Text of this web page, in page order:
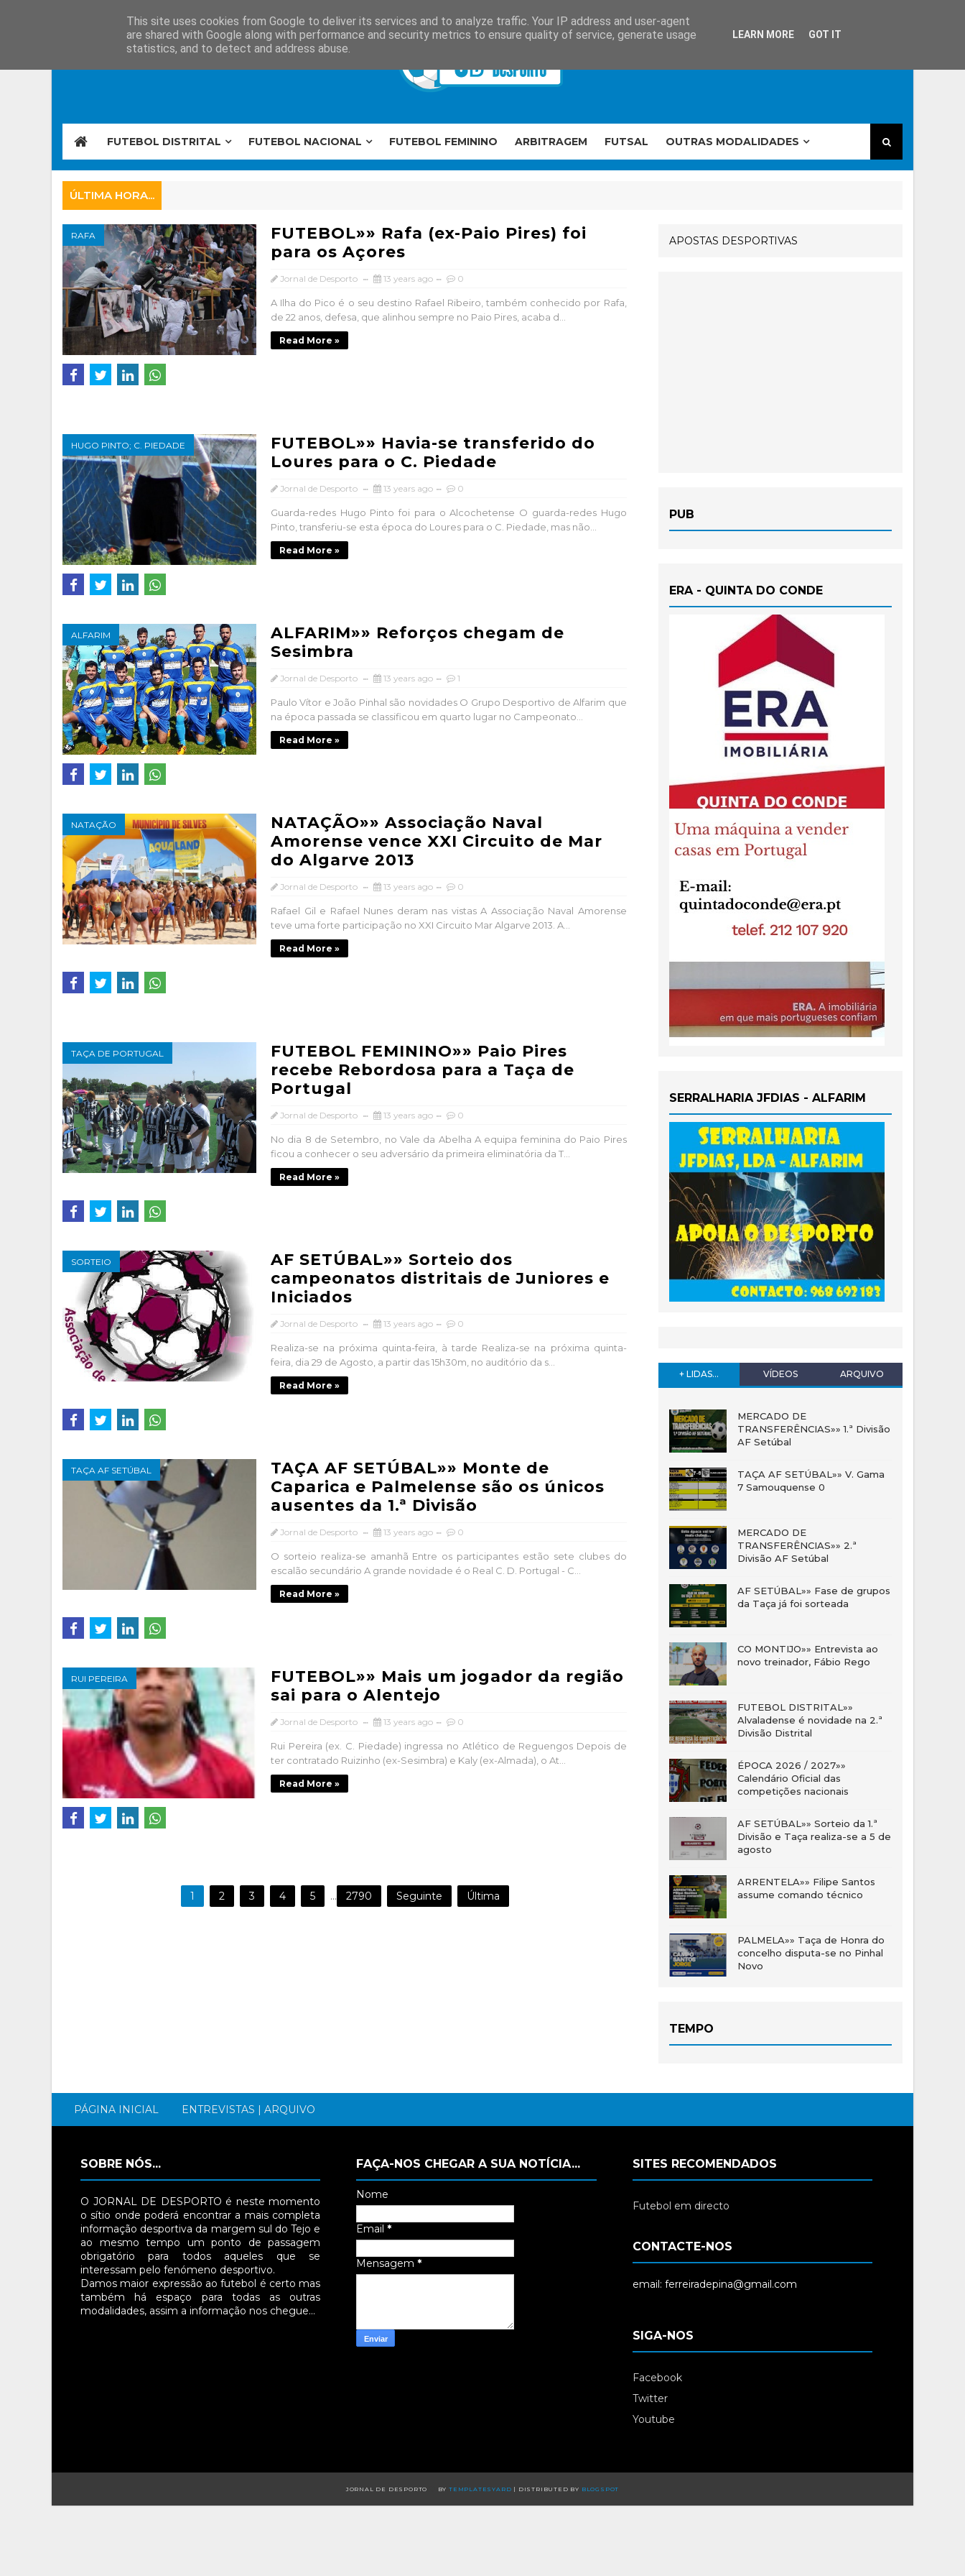
FUTEBOL DISTRITAL FUTEBOL NACIONAL FUTEBOL FEMININO ARBITRAGEM FUTSAL OUTRAS MODALIDADES
ÚLTIMA HORA...
RAFA
FUTEBOL»» Rafa (ex-Paio Pires) foi
para os Açores
Jornal de Desporto 13 years ago 0
A Ilha do Pico é o seu destino Rafael Ribeiro, também conhecido por Rafa,
de 22 anos, defesa, que alinhou sempre no Paio Pires, acaba d...
Read More »
HUGO PINTO; C. PIEDADE
FUTEBOL»» Havia-se transferido do
Loures para o C. Piedade
Jornal de Desporto 13 years ago 0
Guarda-redes Hugo Pinto foi para o Alcochetense O guarda-redes Hugo
Pinto, transferiu-se esta época do Loures para o C. Piedade, mas não...
Read More »
ALFARIM
ALFARIM»» Reforços chegam de
Sesimbra
Jornal de Desporto 13 years ago 1
Paulo Vítor e João Pinhal são novidades O Grupo Desportivo de Alfarim que
na época passada se classificou em quarto lugar no Campeonato...
Read More »
NATAÇÃO
NATAÇÃO»» Associação Naval
Amorense vence XXI Circuito de Mar
do Algarve 2013
Jornal de Desporto 13 years ago 0
Rafael Gil e Rafael Nunes deram nas vistas A Associação Naval Amorense
teve uma forte participação no XXI Circuito Mar Algarve 2013. A...
Read More »
TAÇA DE PORTUGAL
FUTEBOL FEMININO»» Paio Pires
recebe Rebordosa para a Taça de
Portugal
Jornal de Desporto 13 years ago 0
No dia 8 de Setembro, no Vale da Abelha A equipa feminina do Paio Pires
ficou a conhecer o seu adversário da primeira eliminatória da T...
Read More »
SORTEIO
AF SETÚBAL»» Sorteio dos
campeonatos distritais de Juniores e
Iniciados
Jornal de Desporto 13 years ago 0
Realiza-se na próxima quinta-feira, à tarde Realiza-se na próxima quinta-
feira, dia 29 de Agosto, a partir das 15h30m, no auditório da s...
Read More »
TAÇA AF SETÚBAL
TAÇA AF SETÚBAL»» Monte de
Caparica e Palmelense são os únicos
ausentes da 1.ª Divisão
Jornal de Desporto 13 years ago 0
O sorteio realiza-se amanhã Entre os participantes estão sete clubes do
escalão secundário A grande novidade é o Real C. D. Portugal - C...
Read More »
RUI PEREIRA
FUTEBOL»» Mais um jogador da região
sai para o Alentejo
Jornal de Desporto 13 years ago 0
Rui Pereira (ex. C. Piedade) ingressa no Atlético de Reguengos Depois de
ter contratado Ruizinho (ex-Sesimbra) e Kaly (ex-Almada), o At...
Read More »
1 2 3 4 5 ... 2790 Seguinte Última
APOSTAS DESPORTIVAS
PUB
ERA - QUINTA DO CONDE
SERRALHARIA JFDIAS - ALFARIM
+ LIDAS... VÍDEOS ARQUIVO
MERCADO DE
TRANSFERÊNCIAS»» 1.ª Divisão
AF Setúbal
TAÇA AF SETÚBAL»» V. Gama
7 Samouquense 0
MERCADO DE
TRANSFERÊNCIAS»» 2.ª
Divisão AF Setúbal
AF SETÚBAL»» Fase de grupos
da Taça já foi sorteada
CO MONTIJO»» Entrevista ao
novo treinador, Fábio Rego
FUTEBOL DISTRITAL»»
Alvaladense é novidade na 2.ª
Divisão Distrital
ÉPOCA 2026 / 2027»»
Calendário Oficial das
competições nacionais
AF SETÚBAL»» Sorteio da 1.ª
Divisão e Taça realiza-se a 5 de
agosto
ARRENTELA»» Filipe Santos
assume comando técnico
PALMELA»» Taça de Honra do
concelho disputa-se no Pinhal
Novo
TEMPO
PÁGINA INICIAL ENTREVISTAS | ARQUIVO
SOBRE NÓS...
O JORNAL DE DESPORTO é neste momento
o sítio onde poderá encontrar a mais completa
informação desportiva da margem sul do Tejo e
ao mesmo tempo um ponto de passagem
obrigatório para todos aqueles que se
interessam pelo fenómeno desportivo.
Damos maior expressão ao futebol é certo mas
também há espaço para todas as outras
modalidades, assim a informação nos chegue…
FAÇA-NOS CHEGAR A SUA NOTÍCIA...
Nome
Email *
Mensagem *
SITES RECOMENDADOS
Futebol em directo
CONTACTE-NOS
email: ferreiradepina@gmail.com
SIGA-NOS
Facebook
Twitter
Youtube
JORNAL DE DESPORTO BY TEMPLATESYARD | DISTRIBUTED BY BLOGSPOT
This site uses cookies from Google to deliver its services and to analyze traffic. Your IP address and user-agent
are shared with Google along with performance and security metrics to ensure quality of service, generate usage
statistics, and to detect and address abuse.
LEARN MORE GOT IT